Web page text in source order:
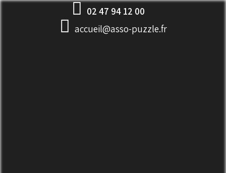
Skip
02 47 94 12 00
accueil@asso-puzzle.fr